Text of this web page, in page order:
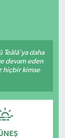
Teâlâ'ya daha
devam eden
hiçbir kimse